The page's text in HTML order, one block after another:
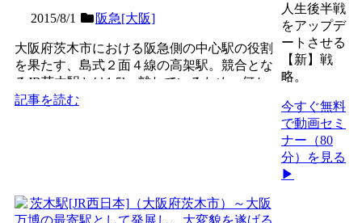
2015/8/1 阪急[大阪]
大阪府茨木市における阪急側の中心駅の役割
を果たす、島式２面４線の高架駅。競合とな
るJR茨木駅とは1.5km離れているため、何か
と比較される高...
記事を読む
人生後半戦
をアップデ
ートさせる
【新】戦
略。
今すぐ無料
で動画セミ
ナー（80
分）を見る
▶